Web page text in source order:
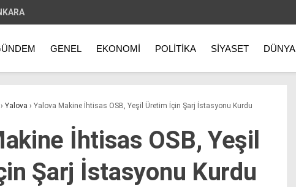
GENEL EKONOMI POLITIKA SIYASET DÜNYA
› Yalova › Yalova Makine İhtisas OSB, Yeşil Üretim İçin Şarj İstasyonu Kurdu
İhtisas OSB, Yeşil
Şarj İstasyonu Kurdu